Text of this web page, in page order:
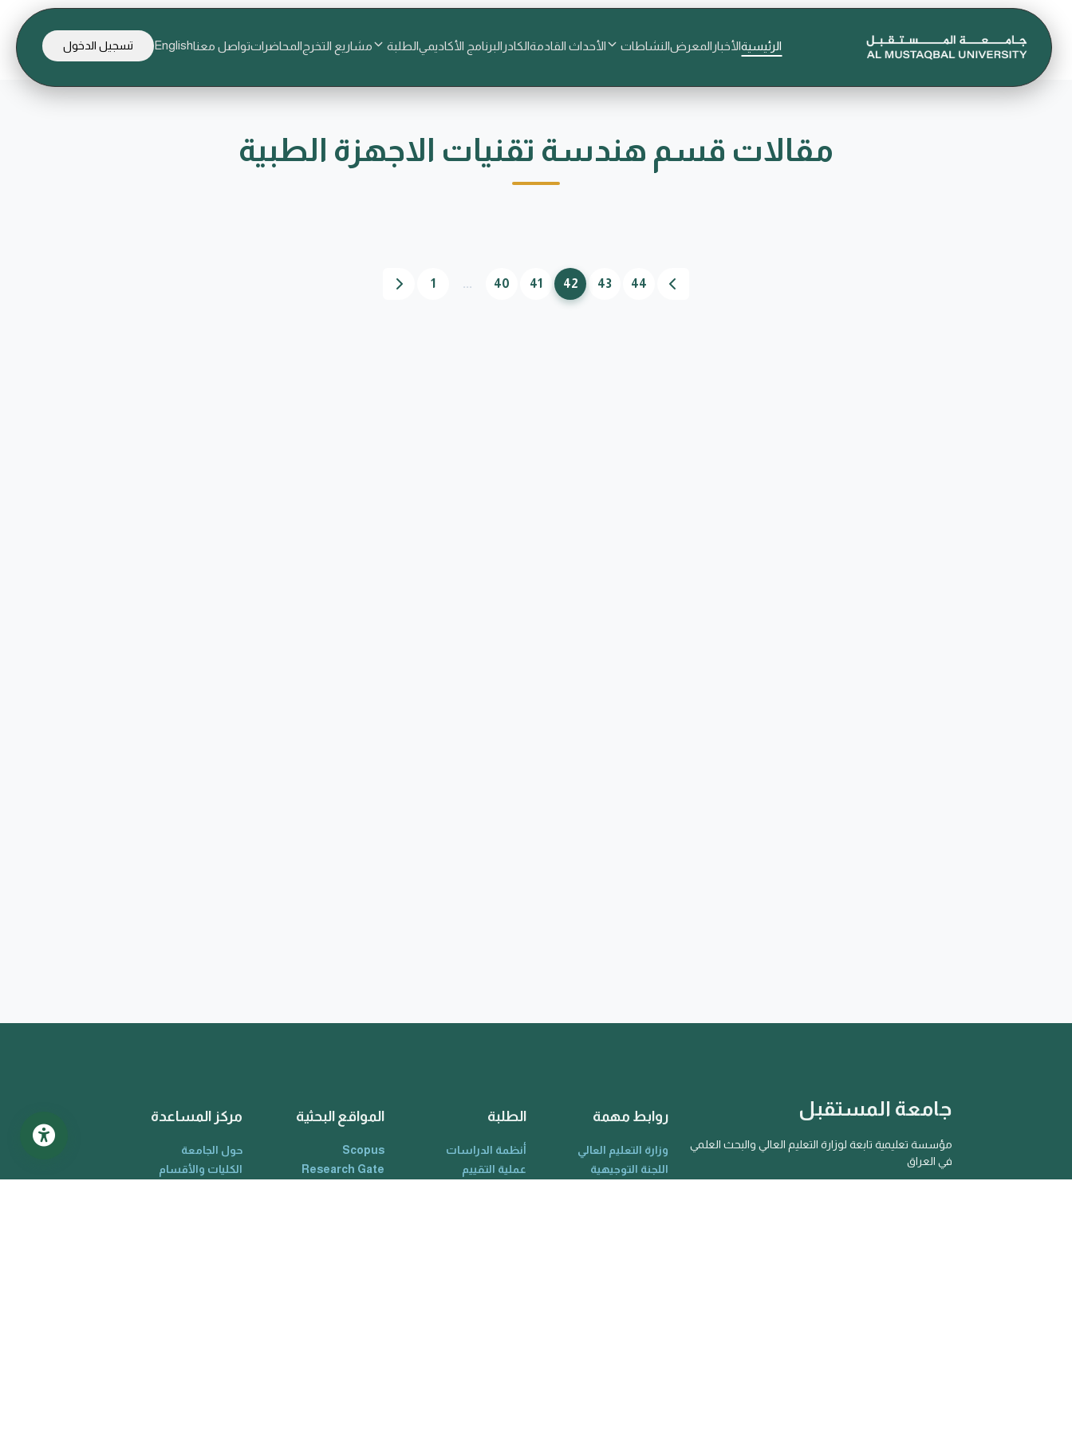
الرئيسيةالأخبار المعرضالنشاطات الأحداث القادمةالكادر البرنامج الأكاديميالطلبة مشاريع التخرجالمحاضراتتواصل معناEnglish تسجيل الدخول
مقالات قسم هندسة تقنيات الاجهزة الطبية
1 ... 40 41 42 43 44
جامعة المستقبل
مؤسسة تعليمية تابعة لوزارة التعليم العالي والبحث العلمي
في العراق
روابط مهمة
وزارة التعليم العالي
اللجنة التوجيهية
الطلبة
أنظمة الدراسات
عملية التقييم
المواقع البحثية
Scopus
Research Gate
مركز المساعدة
حول الجامعة
الكليات والأقسام